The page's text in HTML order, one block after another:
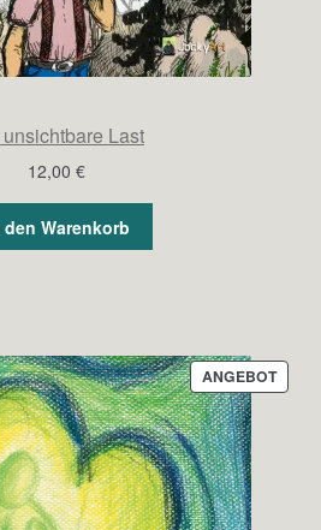
Last
12,00 €
den Warenkorb
ANGEBOT
IM